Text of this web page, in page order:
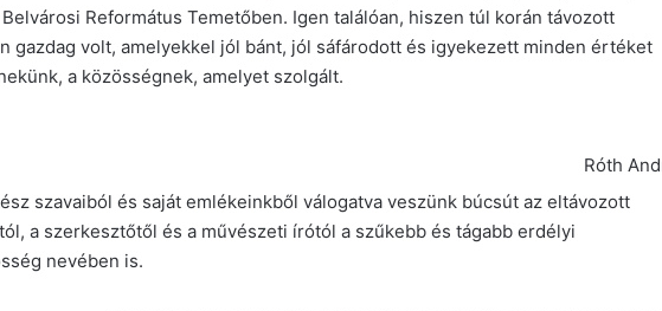
Református Temetőben. Igen találóan, hiszen túl korán távozott
gazdag volt, amelyekkel jól bánt, jól sáfárodott és igyekezett minden értéket
a közösségnek, amelyet szolgált.
Róth
szavaiból és saját emlékeinkből válogatva veszünk búcsút az eltávozott
a szerkesztőtől és a művészeti írótól a szűkebb és tágabb erdélyi
nevében is.